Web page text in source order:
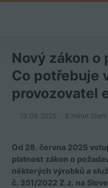
Nový zákon
Co potřebuje
provozovatel
19.06.2025 8 minut čtení
Od 28. června 2025
platnost zákon o
některých výrobků a
č. 351/2022 Z.z. na